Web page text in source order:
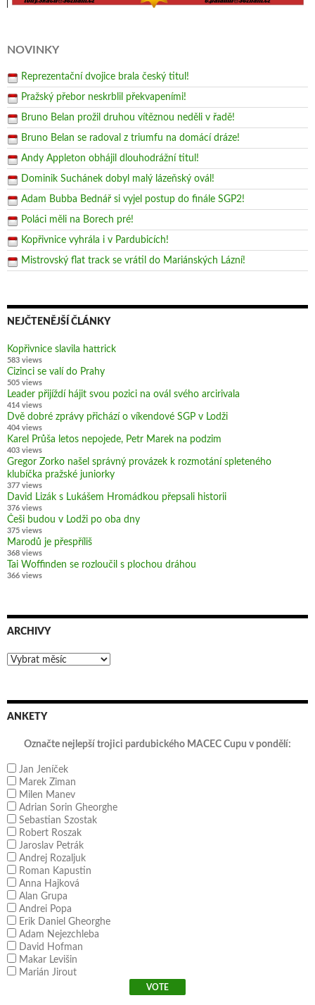
NOVINKY
Reprezentační dvojice brala český titul!
Pražský přebor neskrblil překvapeními!
Bruno Belan prožil druhou vítěznou neděli v řadě!
Bruno Belan se radoval z triumfu na domácí dráze!
Andy Appleton obhájil dlouhodrážní titul!
Dominik Suchánek dobyl malý lázeňský ovál!
Adam Bubba Bednář si vyjel postup do finále SGP2!
Poláci měli na Borech pré!
Kopřivnice vyhrála i v Pardubicích!
Mistrovský flat track se vrátil do Mariánských Lázní!
NEJČTENĚJŠÍ ČLÁNKY
Kopřivnice slavila hattrick
583 views
Cizinci se valí do Prahy
505 views
Leader přijíždí hájit svou pozici na ovál svého arcirivala
414 views
Dvě dobré zprávy přichází o víkendové SGP v Lodži
404 views
Karel Průša letos nepojede, Petr Marek na podzim
403 views
Gregor Zorko našel správný provázek k rozmotání spleteného
klubíčka pražské juniorky
377 views
David Lizák s Lukášem Hromádkou přepsali historii
376 views
Češi budou v Lodži po oba dny
375 views
Marodů je přespříliš
368 views
Tai Woffinden se rozloučil s plochou dráhou
366 views
ARCHIVY
Archivy
ANKETY
Označte nejlepší trojici pardubického MACEC Cupu v pondělí:
Jan Jeníček
Marek Ziman
Milen Manev
Adrian Sorin Gheorghe
Sebastian Szostak
Robert Roszak
Jaroslav Petrák
Andrej Rozaljuk
Roman Kapustin
Anna Hajková
Alan Grupa
Andrei Popa
Erik Daniel Gheorghe
Adam Nejezchleba
David Hofman
Makar Levišin
Marián Jirout